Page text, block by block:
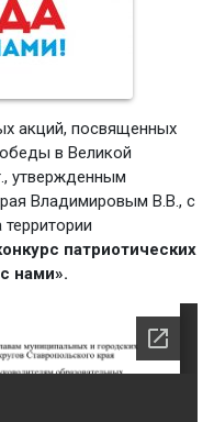
акций, посвященных
в Великой
утвержденным
Владимировым В.В., с
патриотических
нами».